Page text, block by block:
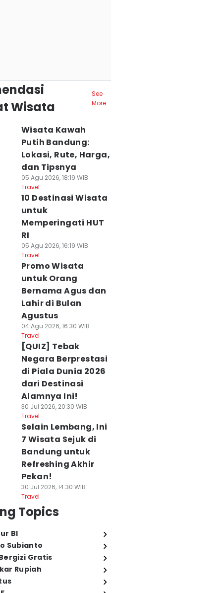
Wisata
See
More
Wisata Kawah
Putih Bandung:
Lokasi, Rute, Harga,
dan Tipsnya
05 Agu 2026, 18:19 WIB
Travel
10 Destinasi Wisata
untuk
Memperingati HUT
RI
05 Agu 2026, 16:19 WIB
Travel
Promo Wisata
untuk Orang
Bernama Agus dan
Lahir di Bulan
Agustus
04 Agu 2026, 16:30 WIB
Travel
[QUIZ] Tebak
Negara Berprestasi
di Piala Dunia 2026
dari Destinasi
Alamnya Ini!
30 Jul 2026, 20:30 WIB
Travel
Selain Lembang, Ini
7 Wisata Sejuk di
Bandung untuk
Refreshing Akhir
Pekan!
30 Jul 2026, 14:30 WIB
Travel
Topics
BI
Subianto
Gratis
Rupiah